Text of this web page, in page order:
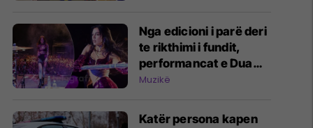
ushtrues detyre të
Presidentit
Nga edicioni i parë deri
te rikthimi i fundit,
performancat e Dua
Lipës në Sunny Hill
Muzikë
Katër persona kapen